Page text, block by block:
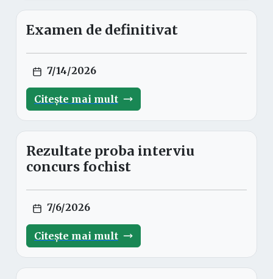
Examen de definitivat
7/14/2026
Citește mai mult
Rezultate proba interviu
concurs fochist
7/6/2026
Citește mai mult